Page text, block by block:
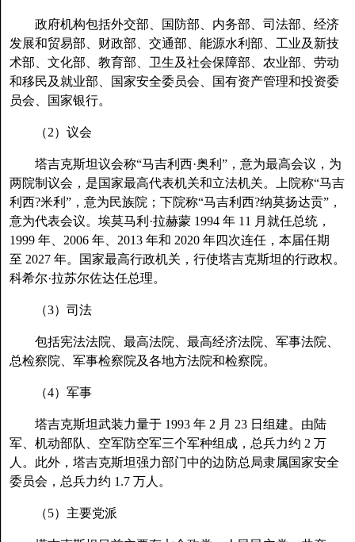
政府机构包括外交部、国防部、内务部、司法部、经济
发展和贸易部、财政部、交通部、能源水利部、工业及新技
术部、文化部、教育部、卫生及社会保障部、农业部、劳动
和移民及就业部、国家安全委员会、国有资产管理和投资委
员会、国家银行。
（2）议会
塔吉克斯坦议会称“马吉利西·奥利”，意为最高会议，为
两院制议会，是国家最高代表机关和立法机关。上院称“马吉
利西?米利”，意为民族院；下院称“马吉利西?纳莫扬达贡”，
意为代表会议。埃莫马利·拉赫蒙 1994 年 11 月就任总统，
1999 年、2006 年、2013 年和 2020 年四次连任，本届任期
至 2027 年。国家最高行政机关，行使塔吉克斯坦的行政权。
科希尔·拉苏尔佐达任总理。
（3）司法
包括宪法法院、最高法院、最高经济法院、军事法院、
总检察院、军事检察院及各地方法院和检察院。
（4）军事
塔吉克斯坦武装力量于 1993 年 2 月 23 日组建。由陆
军、机动部队、空军防空军三个军种组成，总兵力约 2 万
人。此外，塔吉克斯坦强力部门中的边防总局隶属国家安全
委员会，总兵力约 1.7 万人。
（5）主要党派